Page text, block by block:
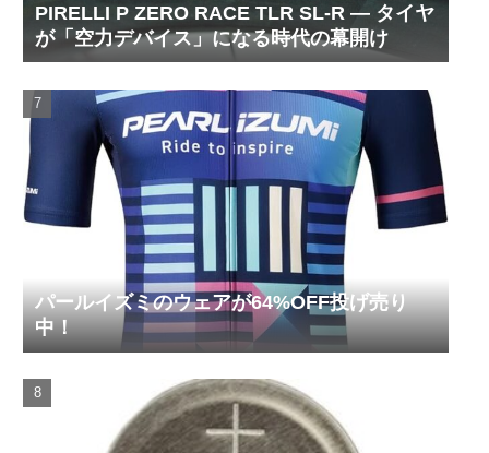
PIRELLI P ZERO RACE TLR SL-R ― タイヤ
が「空力デバイス」になる時代の幕開け
パールイズミのウェアが64%OFF投げ売り
中！